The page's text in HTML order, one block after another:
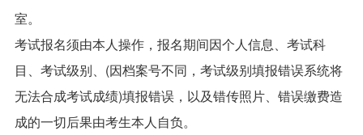
室。
考试报名须由本人操作，报名期间因个人信息、考试科
目、考试级别、(因档案号不同，考试级别填报错误系统将
无法合成考试成绩)填报错误，以及错传照片、错误缴费造
成的一切后果由考生本人自负。